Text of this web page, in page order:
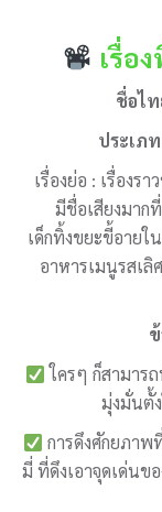
เรื่อ
ชื่อไ
ประเภ
เรื่องย่อ : เรื่องร
มีชื่อเสียงมาก
เด็กทิ้งขยะขี้อายใ
อาหารเมนูรสเ
ใครๆ ก็สามาร
มุ่งมั่นตั้
การดึงศักยภาพ
มี่ ที่ดึงเอาจุดเด่นข